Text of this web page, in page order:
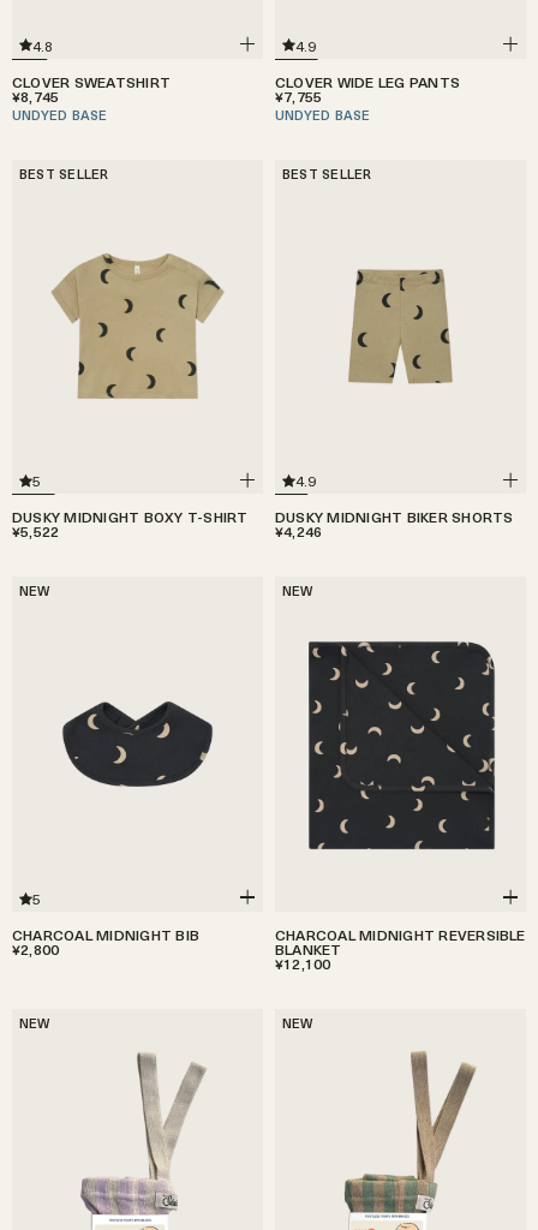
4.8
CLOVER SWEATSHIRT
¥8,745
UNDYED BASE
4.9
CLOVER WIDE LEG PANTS
¥7,755
UNDYED BASE
BEST SELLER
5
DUSKY MIDNIGHT BOXY T-SHIRT
¥5,522
BEST SELLER
4.9
DUSKY MIDNIGHT BIKER SHORTS
¥4,246
NEW
5
CHARCOAL MIDNIGHT BIB
¥2,800
NEW
CHARCOAL MIDNIGHT REVERSIBLE
BLANKET
¥12,100
NEW NEW